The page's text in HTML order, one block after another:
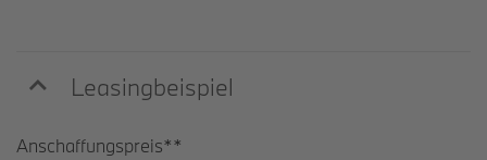
Leasingbeispiel
Anschaffungspreis**